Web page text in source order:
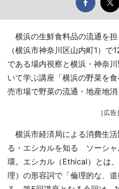
横浜の生鮮食料品の流通を担
（横浜市神奈川区山内町1）
である場内視察と横浜・神奈
いて学ぶ講座「横浜の野菜を
売市場で野菜の流通・地産地消
［広告］
横浜市経済局による消費生
る・エシカルを知る ソーシャ
環。エシカル（Ethical）とは
理）の形容詞で「倫理的な、